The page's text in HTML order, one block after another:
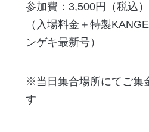
参加費：3,500円（税込）
（入場料金＋特製
ンゲキ最新号）
※当日集合場所にてご集
す